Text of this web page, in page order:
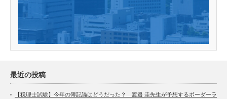
最近の投稿
【税理士試験】今年の簿記論はどうだった？ 渡邉 圭先生が予想するボーダーラ